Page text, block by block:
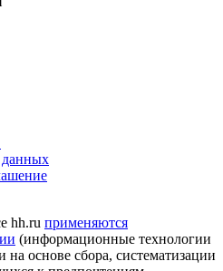
данных
hh.ru применяются
(информационные технологии
основе сбора, систематизации